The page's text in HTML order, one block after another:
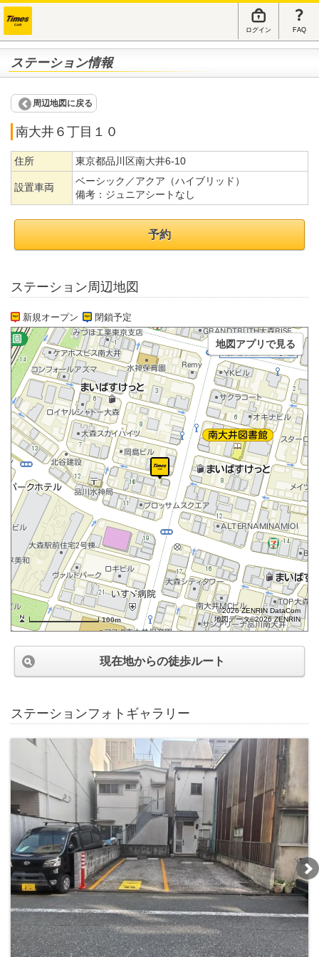
ログイン FAQ
ステーション情報
周辺地図に戻る
南大井６丁目１０
住所 東京都品川区南大井6-10
設置車両
ベーシック／アクア（ハイブリッド）
備考： ジュニアシートなし
予約
ステーション周辺地図
新規オープン 閉鎖予定
100m
©2026 ZENRIN DataCom
地図データ©2026 ZENRIN
地図アプリで見る
現在地からの徒歩ルート
ステーションフォトギャラリー